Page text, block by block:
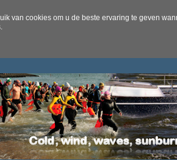
van cookies om u de beste ervaring te geven